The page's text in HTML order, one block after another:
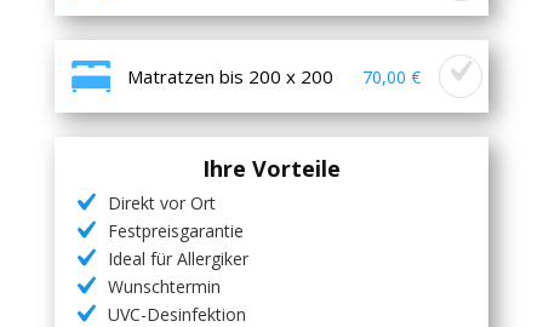
Matratzen bis 200 x 200 70,00 €
Ihre Vorteile
Direkt vor Ort
Festpreisgarantie
Ideal für Allergiker
Wunschtermin
UVC-Desinfektion